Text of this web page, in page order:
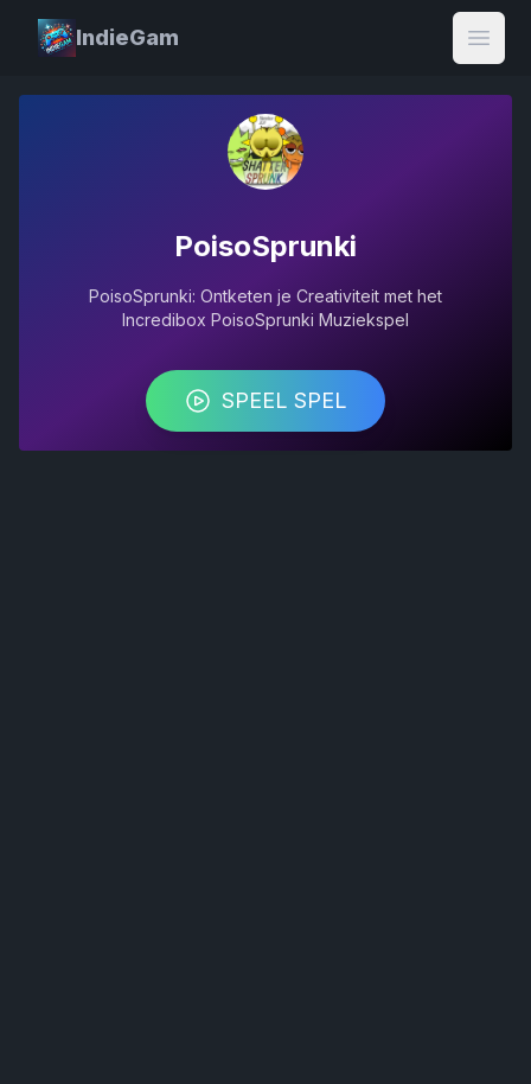
IndieGam
Open
PoisoSprunki
PoisoSprunki: Ontketen je Creativiteit met het
Incredibox PoisoSprunki Muziekspel
SPEEL SPEL